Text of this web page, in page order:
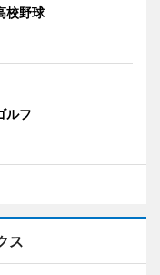
校野球
ルフ
ス